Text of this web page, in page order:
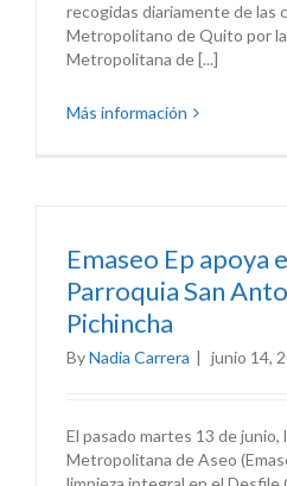
recogidas diariamente de las
Metropolitano de Quito por la
Metropolitana de [...]
Más información
Emaseo Ep apoya
Parroquia San
Pichincha
ByNadia Carrera | junio 14,
El pasado martes 13 de junio,
Metropolitana de Aseo